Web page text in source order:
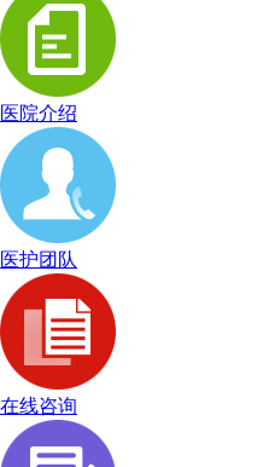
医院介绍
医护团队
在线咨询